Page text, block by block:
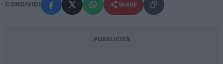
CONDIVIDI SHARE
PUBBLICITÀ